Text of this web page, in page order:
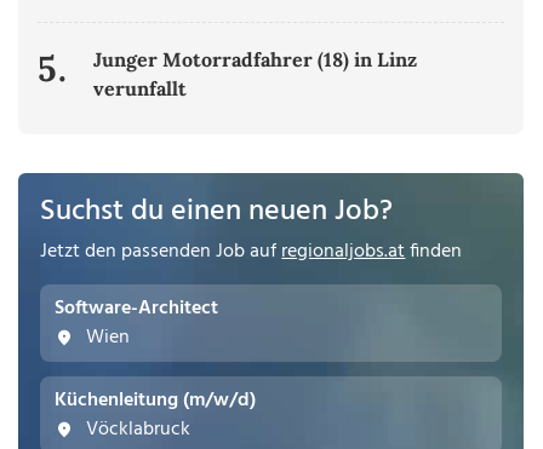
5.
Junger Motorradfahrer (18) in Linz
verunfallt
Suchst du einen neuen Job?
Jetzt den passenden Job aufregionaljobs.atfinden
Software-Architect
Wien
Küchenleitung (m/w/d)
Vöcklabruck